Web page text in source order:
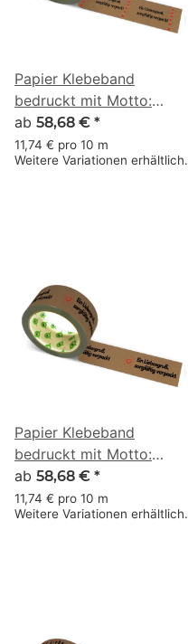
Papier Klebeband
bedruckt mit Motto:
Liebesgruß sorgfältig
verpackt - 50 m braun
ab 58,68 € *
11,74 € pro 10 m
Weitere Variationen erhältlich.
Papier Klebeband
bedruckt mit Motto:
Liebesgruß sorgfältig
verpackt mit Herz - 50
m braun
ab 58,68 € *
11,74 € pro 10 m
Weitere Variationen erhältlich.